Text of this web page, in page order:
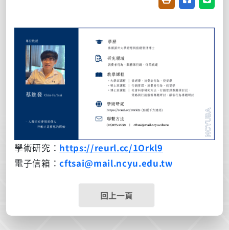
學術研究： https://reurl.cc/1Orkl9
電子信箱：cftsai@mail.ncyu.edu.tw
回上一頁